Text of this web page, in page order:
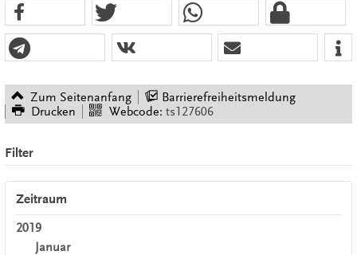
Zum Seitenanfang
Barrierefreiheitsmeldung
Drucken
Webcode: ts127606
Filter
Zeitraum
2019
Januar